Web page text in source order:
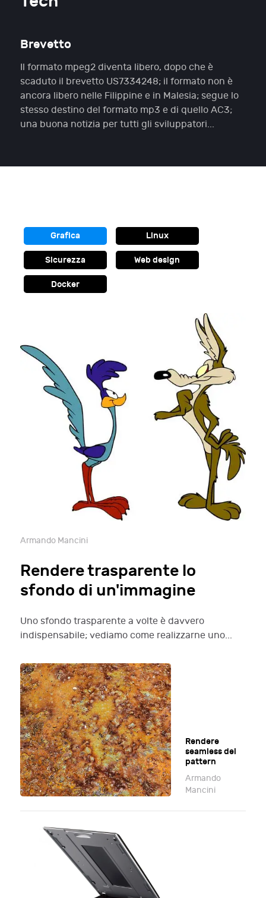
Brevetto
Il formato mpeg2 diventa libero, dopo che è
scaduto il brevetto US7334248; il formato non è
ancora libero nelle Filippine e in Malesia; segue lo
stesso destino del formato mp3 e di quello AC3;
una buona notizia per tutti gli sviluppatori...
Grafica Linux
Sicurezza Web design
Docker
Armando Mancini
Rendere trasparente lo
sfondo di un'immagine
Uno sfondo trasparente a volte è davvero
indispensabile; vediamo come realizzarne uno...
Rendere
seamless dei
pattern
Armando
Mancini